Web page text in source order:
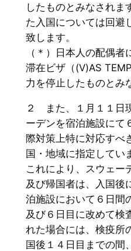
したものとみなされま
た入国については回避
致します。
（＊）日本人の配偶
滞在ビザ（(V)AS
力を停止したものとみ
２ また、１月１１日
ーデンを宿泊施設にて
際対策上特に対応すべ
国・地域に指定してい
これにより、スウェー
及び帰国者は、入国後
泊施設において６日間
及び６日目に改めて検
れた場合には、検疫所
国後１４日目までの間